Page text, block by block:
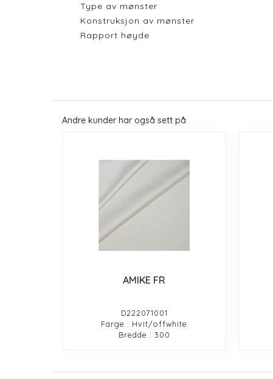
Type av mønster
Konstruksjon av mønster
Rapport høyde
Andre kunder har også sett på
AMIKE FR
D222071001
Farge : Hvit/offwhite
Bredde : 300